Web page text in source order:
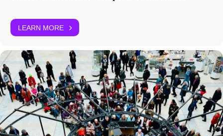
exklusiven Besuch der Ausstellung "Nach der Natur" im Humboldt
Labor. Dauer: 90 min. In deutscher Sprache. Ort: Saal 1, EG.
Titel/Credits: Mauer der Casa di Giulietta, Verona© Lorenzo
Gaudenzi
LEARN MORE